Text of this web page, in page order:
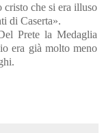
cristo che si era illuso
di Caserta».
Prete la Medaglia
era già molto meno